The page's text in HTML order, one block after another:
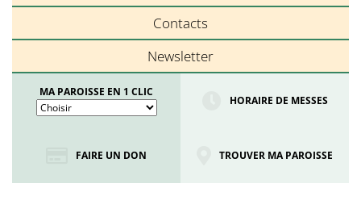
Contacts
Newsletter
MA PAROISSE EN 1 CLIC
HORAIRE DE MESSES
FAIRE UN DON TROUVER MA PAROISSE